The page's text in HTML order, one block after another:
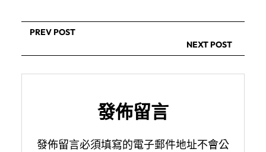
PREV POST
NEXT POST
發佈留言
發佈留言必須填寫的電子郵件地址不會公